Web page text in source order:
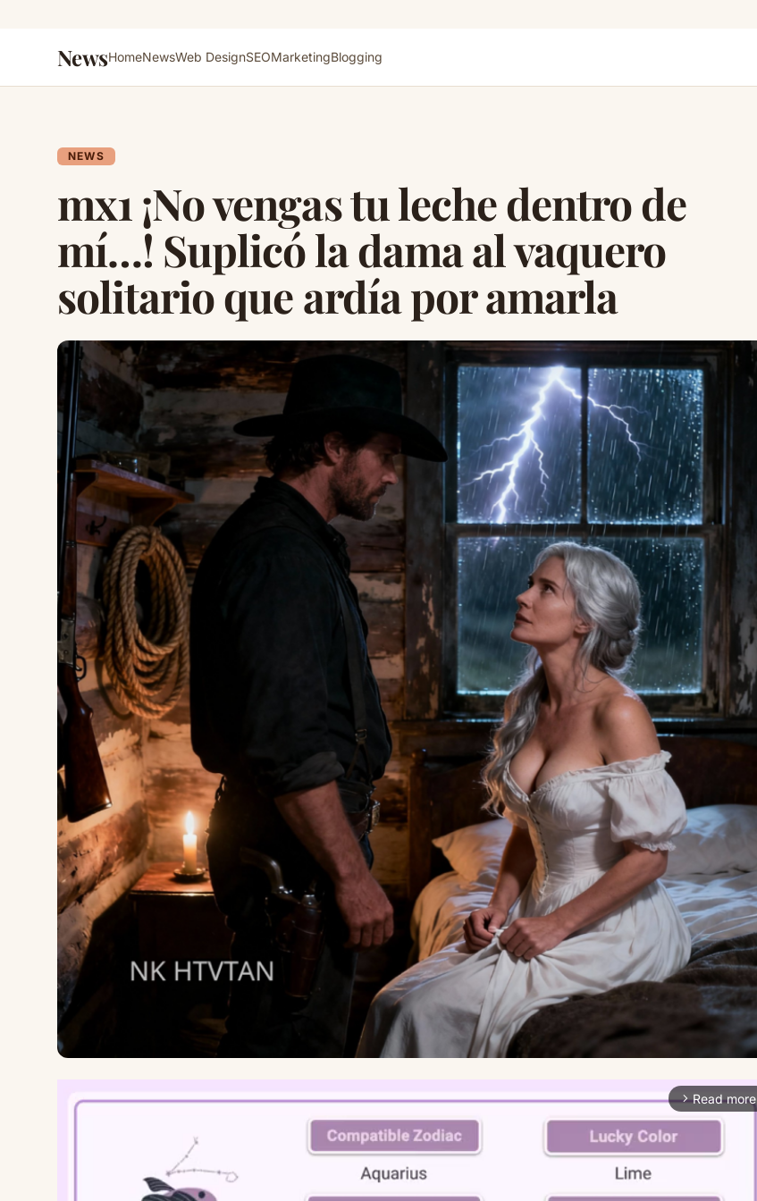
NewsHomeNewsWeb DesignSEOMarketingBlogging
NEWS
mx1 ¡No vengas tu leche dentro de
mí…! Suplicó la dama al vaquero
solitario que ardía por amarla
arrow_forward_ios Read more